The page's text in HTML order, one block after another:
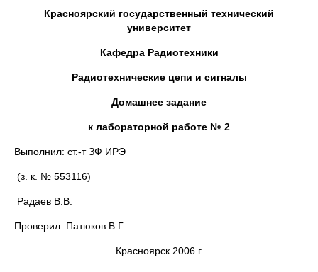
Красноярский государственный технический
университет
Кафедра Радиотехники
Радиотехнические цепи и сигналы
Домашнее задание
к лабораторной работе № 2
Выполнил: ст.-т ЗФ ИРЭ
(з. к. № 553116)
Радаев В.В.
Проверил: Патюков В.Г.
Красноярск 2006 г.